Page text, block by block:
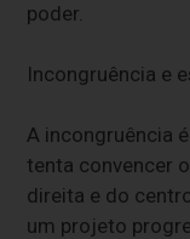
poder.
Incongruência e
A incongruência
tenta convencer
direita e do
um projeto